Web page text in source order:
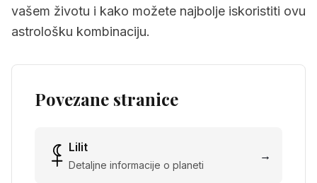
vašem životu i kako možete najbolje iskoristiti ovu
astrološku kombinaciju.
Povezane stranice
Lilit
Detaljne informacije o planeti
→